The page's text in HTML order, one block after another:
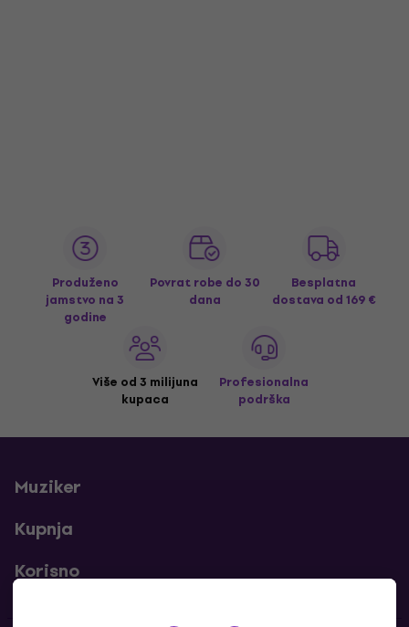
Produženo
jamstvo na 3
godine
Povrat robe do 30
dana
Besplatna
dostava od 169 €
Više od 3 milijuna
kupaca
Profesionalna
podrška
Muziker
Kupnja
Korisno